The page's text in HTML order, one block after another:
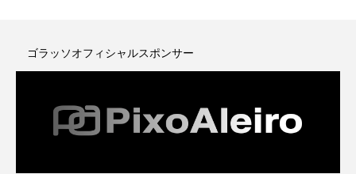
ゴラッソオフィシャルスポンサー